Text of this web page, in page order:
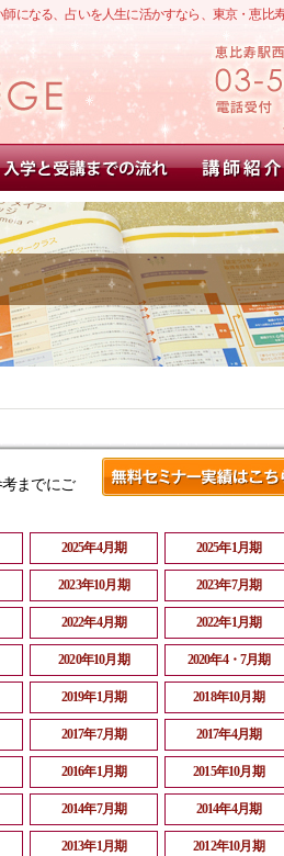
師になる、占いを人生に活かすなら、東京・恵
までにご
2025年4月期 2025年1月期
2023年10月期 2023年7月期
2022年4月期 2022年1月期
2020年10月期 2020年4・7月期
2019年1月期 2018年10月期
2017年7月期 2017年4月期
2016年1月期 2015年10月期
2014年7月期 2014年4月期
2013年1月期 2012年10月期